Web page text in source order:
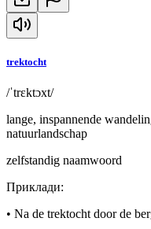
trektocht
/ˈtrɛktɔxt/
lange, inspannende
natuurlandschap
zelfstandig naamwoord
Приклади:
• Na de trektocht door de